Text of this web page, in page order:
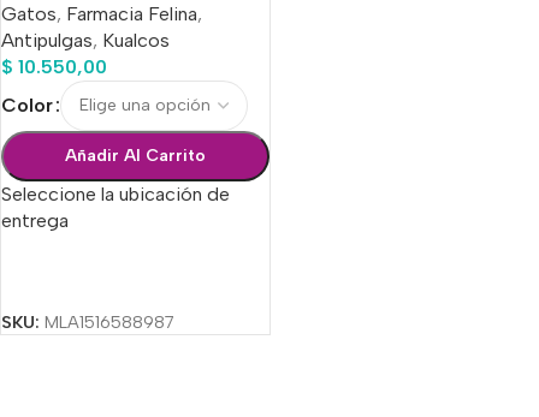
Gatos, Farmacia Felina,
Antipulgas, Kualcos
$ 10.550,00
Color
Añadir Al Carrito
Seleccione la ubicación de
entrega
SKU: MLA1516588987